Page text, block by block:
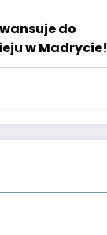
do
w Madrycie!